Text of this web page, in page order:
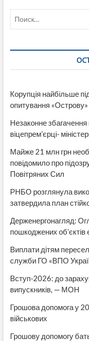
Корупція найбільше
опитування «Острову»
Незаконне
віцепрем’єрці-
Майже 21 млн грн
повідомило про
Повітряних Сил
РНБО розглянула
затвердила план
Держенергонагляд:
пошкоджених об’єктів
Виплати дітям
служби ГО «ВПО
Вступ-2026: до
випускників, — МОН
Грошова допомога у
військових
Грошову допомогу